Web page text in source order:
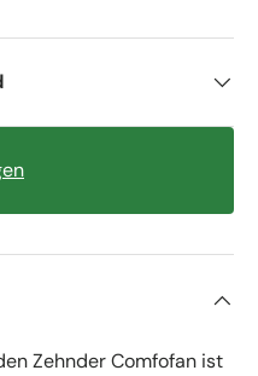
Zehnder Comfofan ist